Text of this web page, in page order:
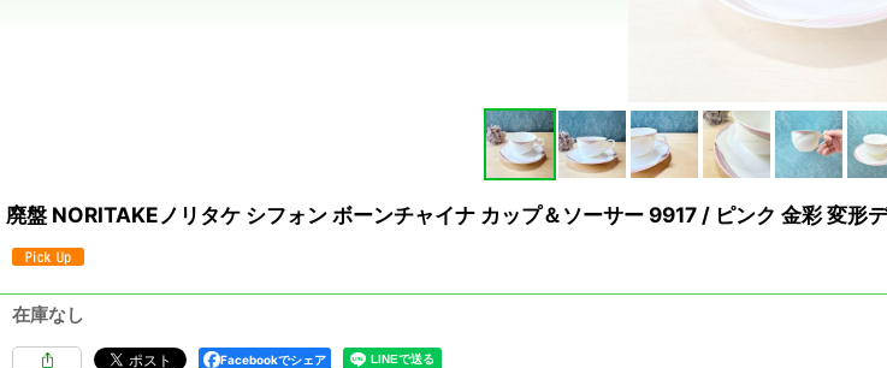
廃盤 NORITAKEノリタケ シフォン ボーンチャイナ カップ＆ソーサー 9917 / ピンク 金彩 変形
在庫なし
Facebookでシェア